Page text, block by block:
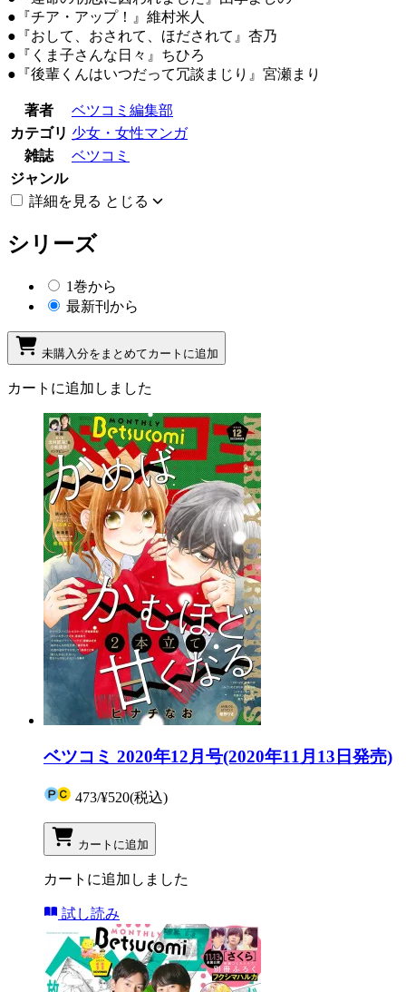
●『チア・アップ！』維村米人
●『おして、おされて、ほだされて』杏乃
●『くま子さんな日々』ちひろ
●『後輩くんはいつだって冗談まじり』宮瀬まり
著者
ベツコミ編集部
カテゴリ 少女・女性マンガ
雑誌
ベツコミ
ジャンル
詳細を見る とじる
シリーズ
1巻から
最新刊から
未購入分をまとめてカートに追加
カートに追加しました
ベツコミ 2020年12月号(2020年11月13日発売)
473/¥520(税込)
カートに追加
カートに追加しました
試し読み